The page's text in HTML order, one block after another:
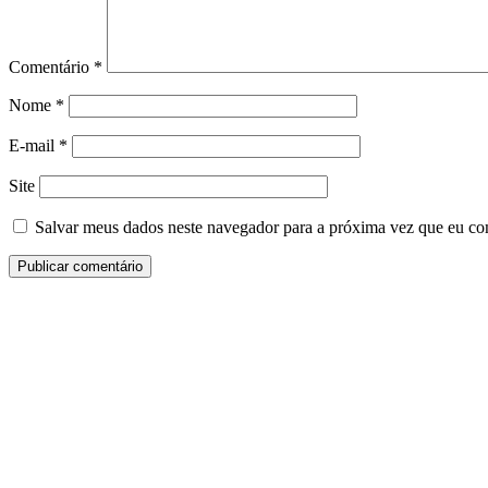
Comentário *
Nome *
E-mail *
Site
Salvar meus dados neste navegador para a próxima vez que eu